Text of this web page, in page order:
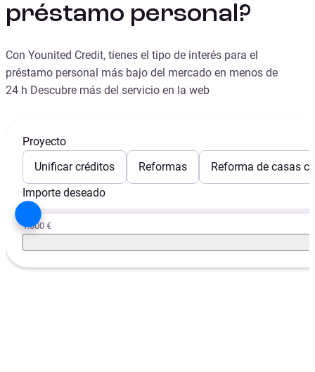
préstamo personal?
Con Younited Credit, tienes el tipo de interés para el
préstamo personal más bajo del mercado en menos de
24 h Descubre más del servicio en la web
Proyecto
Unificar créditos
Reformas
Reforma de casas
Importe deseado
1.000 €